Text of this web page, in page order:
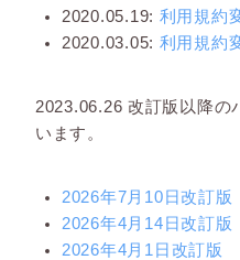
2020.05.19: 利用規約
2020.03.05: 利用規約
2023.06.26 改訂版以降の
います。
2026年7月10日改訂版
2026年4月14日改訂版
2026年4月1日改訂版